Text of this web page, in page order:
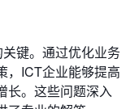
键。通过优化业务
，ICT企业能够提高
长。这些问题深入